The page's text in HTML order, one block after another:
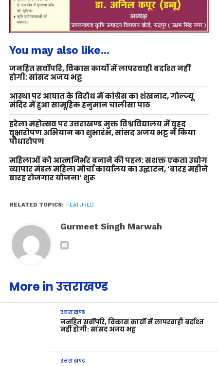
You may also like...
जनहित सर्वोपरि, विकास कार्यों में लापरवाही बर्दाश्त नहीं
होगी: सांसद अजय भट्ट
आस्था पर आघात के विरोध में कांग्रेस का शंखनाद, गोल्ज्यू
मंदिर में हुआ सामूहिक हनुमान चालीसा पाठ
हरेला महोत्सव पर उत्तराखण्ड मुक्त विश्वविद्यालय में वृहद
वृक्षारोपण अभियान का शुभारंभ, सांसद अजय भट्ट ने किया
पौधारोपण
महिलाओं को आत्मनिर्भर बनाने की पहल: सशक्त एकता उद्योग
व्यापार मंडल महिला मोर्चा कार्यालय का उद्घाटन, ‘बारह महीने
बारह रोजगार योजना’ शुरू
RELATED TOPICS: FEATURED
Gurmeet Singh Marwah
More in उत्तराखण्ड
उत्तराखण्ड
जनहित सर्वोपरि, विकास कार्यों में लापरवाही बर्दाश्त
नहीं होगी: सांसद अजय भट्ट
उत्तराखण्ड